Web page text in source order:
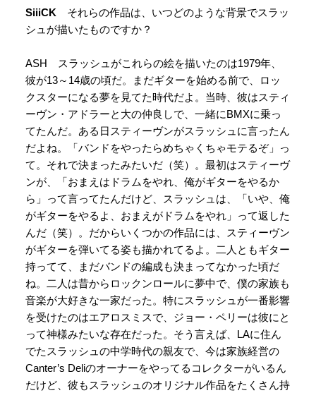
SiiiCK それらの作品は、いつどのような背景でスラッ
シュが描いたものですか？
ASH スラッシュがこれらの絵を描いたのは1979年、
彼が13～14歳の頃だ。まだギターを始める前で、ロッ
クスターになる夢を見てた時代だよ。当時、彼はスティ
ーヴン・アドラーと大の仲良しで、一緒にBMXに乗っ
てたんだ。ある日スティーヴンがスラッシュに言ったん
だよね。「バンドをやったらめちゃくちゃモテるぞ」っ
て。それで決まったみたいだ（笑）。最初はスティーヴ
ンが、「おまえはドラムをやれ、俺がギターをやるか
ら」って言ってたんだけど、スラッシュは、「いや、俺
がギターをやるよ、おまえがドラムをやれ」って返した
んだ（笑）。だからいくつかの作品には、スティーヴン
がギターを弾いてる姿も描かれてるよ。二人ともギター
持ってて、まだバンドの編成も決まってなかった頃だ
ね。二人は昔からロックンロールに夢中で、僕の家族も
音楽が大好きな一家だった。特にスラッシュが一番影響
を受けたのはエアロスミスで、ジョー・ペリーは彼にと
って神様みたいな存在だった。そう言えば、LAに住ん
でたスラッシュの中学時代の親友で、今は家族経営の
Canter’s Deliのオーナーをやってるコレクターがいるん
だけど、彼もスラッシュのオリジナル作品をたくさん持